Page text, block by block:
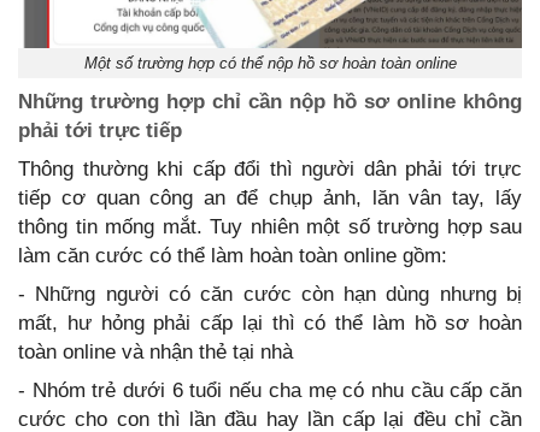
Một số trường hợp có thể nộp hồ sơ hoàn toàn online
Những trường hợp chỉ cần nộp hồ sơ online không
phải tới trực tiếp
Thông thường khi cấp đổi thì người dân phải tới trực
tiếp cơ quan công an để chụp ảnh, lăn vân tay, lấy
thông tin mống mắt. Tuy nhiên một số trường hợp sau
làm căn cước có thể làm hoàn toàn online gồm:
- Những người có căn cước còn hạn dùng nhưng bị
mất, hư hỏng phải cấp lại thì có thể làm hồ sơ hoàn
toàn online và nhận thẻ tại nhà
- Nhóm trẻ dưới 6 tuổi nếu cha mẹ có nhu cầu cấp căn
cước cho con thì lần đầu hay lần cấp lại đều chỉ cần